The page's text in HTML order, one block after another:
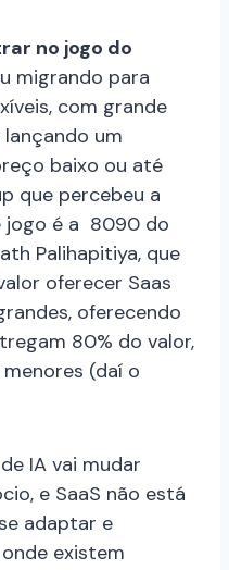
no jogo do
migrando para
com grande
um
baixo ou até
que percebeu a
jogo é a 8090 do
Palihapitiya, que
oferecer Saas
oferecendo
80% do valor,
(daí o
IA vai mudar
e SaaS não está
adaptar e
existem